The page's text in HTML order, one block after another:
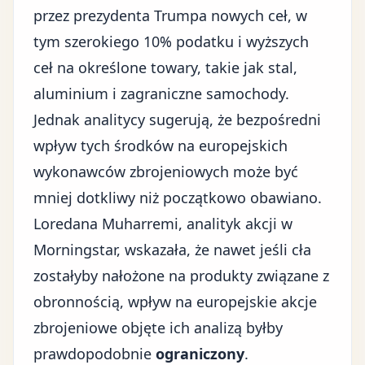
przez prezydenta Trumpa nowych ceł, w
tym szerokiego 10% podatku i wyższych
ceł na określone towary, takie jak stal,
aluminium i zagraniczne samochody.
Jednak analitycy sugerują, że bezpośredni
wpływ tych środków na europejskich
wykonawców zbrojeniowych może być
mniej dotkliwy niż początkowo obawiano.
Loredana Muharremi, analityk akcji w
Morningstar, wskazała, że nawet jeśli cła
zostałyby nałożone na produkty związane z
obronnością, wpływ na europejskie akcje
zbrojeniowe objęte ich analizą byłby
prawdopodobnie ograniczony.